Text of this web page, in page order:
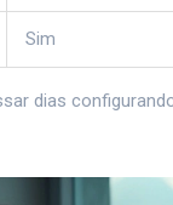
Sim
dias